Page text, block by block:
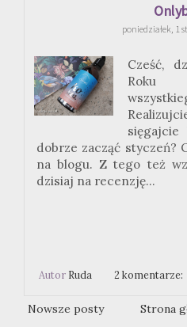
poniedziałek, 1
Cześć,
Roku
sięgajcie
dobrze zacząć styczeń?
na blogu. Z tego też
dzisiaj na recenzję...
Autor Ruda 2 komentarze:
Nowsze posty
Strona